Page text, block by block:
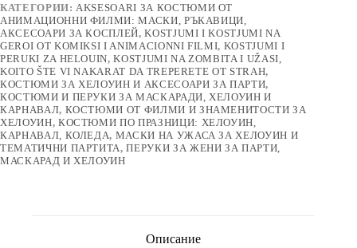
КАТЕГОРИИ: AKSESOARI ЗА КОСТЮМИ ОТ
АНИМАЦИОННИ ФИЛМИ: МАСКИ, РЪКАВИЦИ,
АКСЕСОАРИ ЗА КОСПЛЕЙ,KOSTJUMI I KOSTJUMI NA
GEROI OT KOMIKSI I ANIMACIONNI FILMI, KOSTJUMI I
PERUKI ZA HELOUIN,KOSTJUMI NA ZOMBITA I UŽASI,
KOITO ŠTE VI NAKARAT DA TREPERETE OT STRAH,
КОСТЮМИ ЗА ХЕЛОУИН И АКСЕСОАРИ ЗА ПАРТИ,
КОСТЮМИ И ПЕРУКИ ЗА МАСКАРАДИ, ХЕЛОУИН И
КАРНАВАЛ, КОСТЮМИ ОТ ФИЛМИ И ЗНАМЕНИТОСТИ ЗА
ХЕЛОУИН, КОСТЮМИ ПО ПРАЗНИЦИ: ХЕЛОУИН,
КАРНАВАЛ, КОЛЕДА, МАСКИ НА УЖАСА ЗА ХЕЛОУИН И
ТЕМАТИЧНИ ПАРТИТА,ПЕРУКИ ЗА ЖЕНИ ЗА ПАРТИ,
МАСКАРАД И ХЕЛОУИН
Описание